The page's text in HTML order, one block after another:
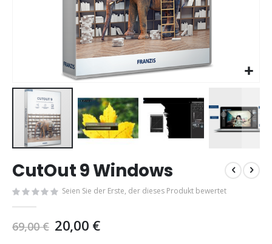
CutOut 9 Windows
Seien Sie der Erste, der dieses Produkt bewertet
69,00 € 20,00 €
Anfang
der
Bildgalerie
springen